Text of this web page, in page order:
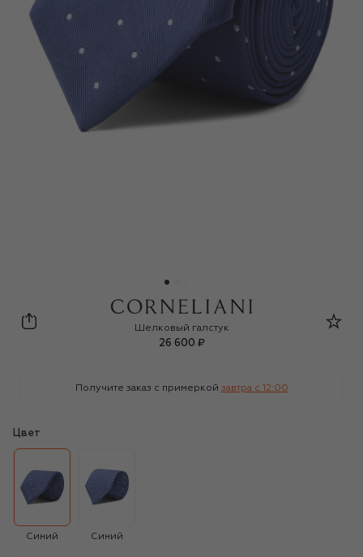
Corneliani
Шелковый галстук
26 600 ₽
Получите заказ с примеркой завтра c 12:00
Цвет
Синий Синий